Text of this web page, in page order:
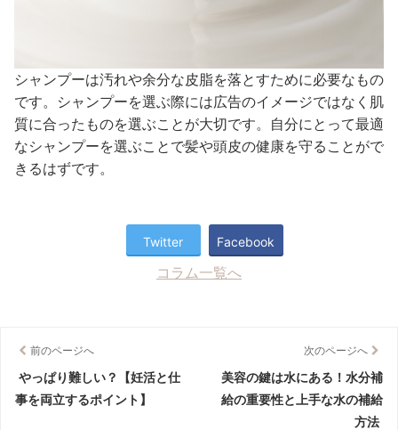
シャンプーは汚れや余分な皮脂を落とすために必要なもの
です。シャンプーを選ぶ際には広告のイメージではなく肌
質に合ったものを選ぶことが大切です。自分にとって最適
なシャンプーを選ぶことで髪や頭皮の健康を守ることがで
きるはずです。
Twitter Facebook
コラム一覧へ
前のページへ
やっぱり難しい？【妊活と仕
事を両立するポイント】
次のページへ
美容の鍵は水にある！水分補
給の重要性と上手な水の補給
方法